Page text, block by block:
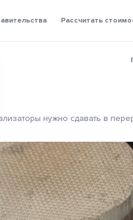
Рассчитать
нужно сдавать в